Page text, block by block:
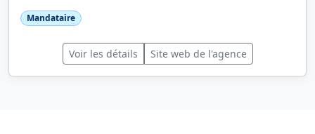
Mandataire
Voir les détails Site web de l'agence